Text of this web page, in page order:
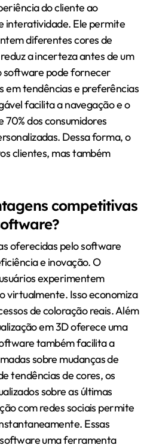
do cliente ao
interatividade. Ele permite
diferentes cores de
a incerteza antes de um
software pode fornecer
em tendências e preferências
facilita a navegação e o
70% dos consumidores
Dessa forma, o
clientes, mas também
competitivas
oferecidas pelo software
e inovação. O
experimentem
virtualmente. Isso economiza
de coloração reais. Além
em 3D oferece uma
também facilita a
sobre mudanças de
tendências de cores, os
sobre as últimas
com redes sociais permite
Essas
uma ferramenta